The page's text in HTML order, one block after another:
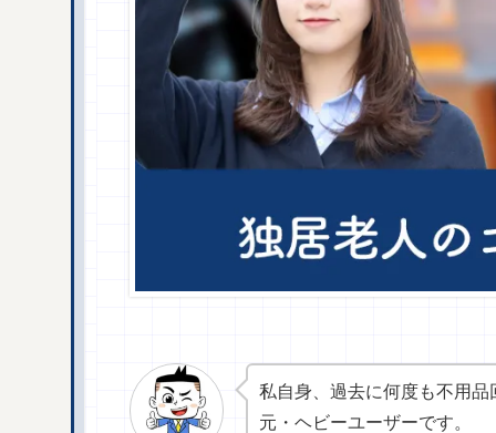
私自身、過去に何度も不用
元・ヘビーユーザーです。